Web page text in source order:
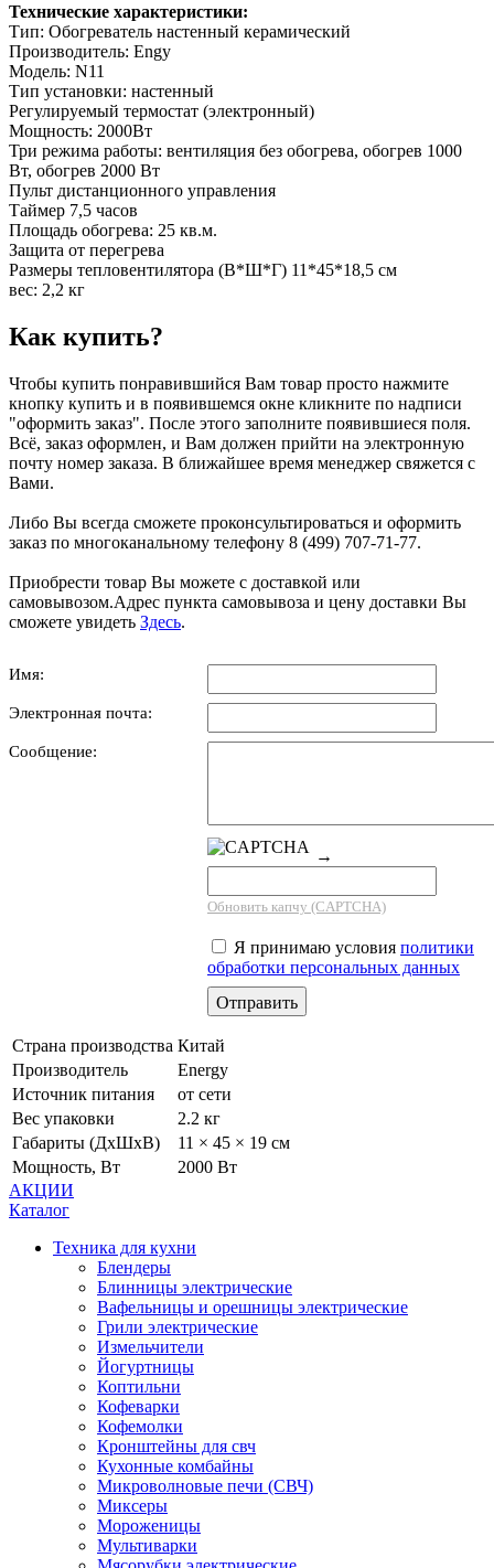
Технические характеристики:
Тип: Обогреватель настенный керамический
Производитель: Engy
Модель: N11
Тип установки: настенный
Регулируемый термостат (электронный)
Мощность: 2000Вт
Три режима работы: вентиляция без обогрева, обогрев 1000
Вт, обогрев 2000 Вт
Пульт дистанционного управления
Таймер 7,5 часов
Площадь обогрева: 25 кв.м.
Защита от перегрева
Размеры тепловентилятора (В*Ш*Г) 11*45*18,5 см
вес: 2,2 кг
Как купить?
Чтобы купить понравившийся Вам товар просто нажмите
кнопку купить и в появившемся окне кликните по надписи
"оформить заказ". После этого заполните появившиеся поля.
Всё, заказ оформлен, и Вам должен прийти на электронную
почту номер заказа. В ближайшее время менеджер свяжется с
Вами.
Либо Вы всегда сможете проконсультироваться и оформить
заказ по многоканальному телефону 8 (499) 707-71-77.
Приобрести товар Вы можете с доставкой или
самовывозом.Адрес пункта самовывоза и цену доставки Вы
сможете увидеть Здесь.
Имя:
Электронная почта:
Сообщение:
→
Обновить капчу (CAPTCHA)
Я принимаю условия политики
обработки персональных данных
Страна производства Китай
Производитель
Energy
Источник питания
от сети
Вес упаковки
2.2 кг
Габариты (ДхШхВ)
11 × 45 × 19 см
Мощность, Вт
2000 Вт
АКЦИИ
Каталог
Техника для кухни
Блендеры
Блинницы электрические
Вафельницы и орешницы электрические
Грили электрические
Измельчители
Йогуртницы
Коптильни
Кофеварки
Кофемолки
Кронштейны для свч
Кухонные комбайны
Микроволновые печи (СВЧ)
Миксеры
Мороженицы
Мультиварки